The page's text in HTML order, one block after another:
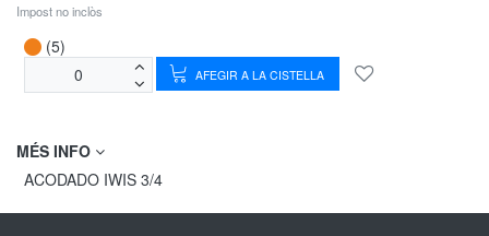
Impost no inclòs
(5)
AFEGIR A LA CISTELLA
MÉS INFO
ACODADO IWIS 3/4